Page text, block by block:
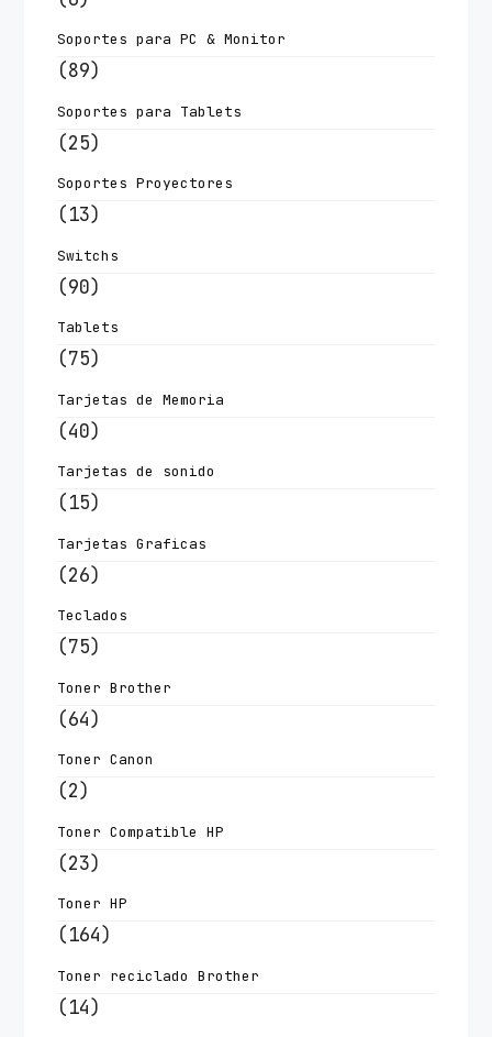
Soportes para PC & Monitor
(89)
Soportes para Tablets
(25)
Soportes Proyectores
(13)
Switchs
(90)
Tablets
(75)
Tarjetas de Memoria
(40)
Tarjetas de sonido
(15)
Tarjetas Graficas
(26)
Teclados
(75)
Toner Brother
(64)
Toner Canon
(2)
Toner Compatible HP
(23)
Toner HP
(164)
Toner reciclado Brother
(14)